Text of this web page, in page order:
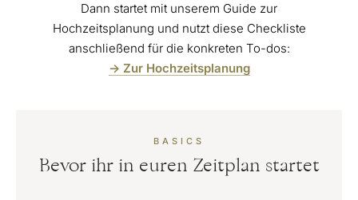
Dann startet mit unserem Guide zur
Hochzeitsplanung und nutzt diese Checkliste
anschließend für die konkreten To-dos:
-> Zur Hochzeitsplanung
BASICS
Bevor ihr in euren Zeitplan startet